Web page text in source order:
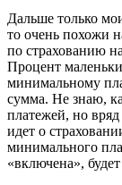
Дальше только
то очень похожи
по страхованию
Процент
минимальному
сумма. Не знаю,
платежей, но
идет о
минимального
«включена»,